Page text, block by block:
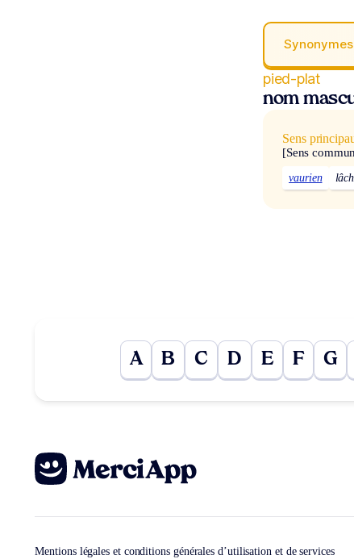
pied-plat
nom
Sens
[Sens
vaurien
A B C D E F G
Mentions légales et conditions générales d’utilisation et de services